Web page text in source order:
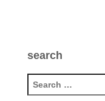
search
e